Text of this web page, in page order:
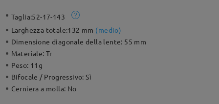
Taglia:52-17-143
Larghezza totale:132 mm (medio)
Dimensione diagonale della lente: 55 mm
Materiale:Tr
Peso: 11g
Bifocale / Progressivo:Sì
Cerniera a molla: No